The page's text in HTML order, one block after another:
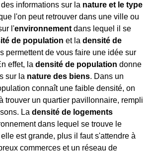
informations sur la nature et le type
l'on peut retrouver dans une ville ou
l'environnement dans lequel il se
de population et la densité de
permettent de vous faire une idée sur
effet, la densité de population donne
sur la nature des biens. Dans un
connaît une faible densité, on
trouver un quartier pavillonnaire, rempli
La densité de logements
dans lequel se trouve le
est grande, plus il faut s'attendre à
commerces et un réseau de